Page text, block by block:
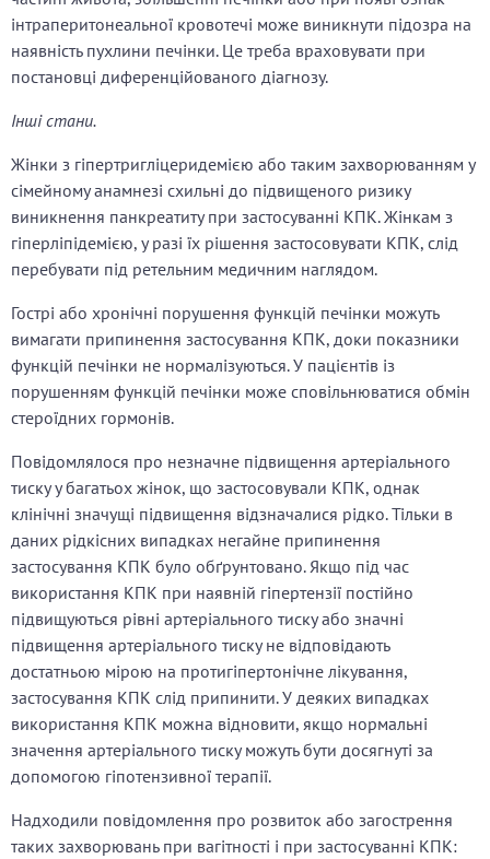
інтраперитонеальної кровотечі може виникнути підозра на
наявність пухлини печінки. Це треба враховувати при
постановці диференційованого діагнозу.
Інші стани.
Жінки з гіпертригліцеридемією або таким захворюванням у
сімейному анамнезі схильні до підвищеного ризику
виникнення панкреатиту при застосуванні КПК. Жінкам з
гіперліпідемією, у разі їх рішення застосовувати КПК, слід
перебувати під ретельним медичним наглядом.
Гострі або хронічні порушення функцій печінки можуть
вимагати припинення застосування КПК, доки показники
функцій печінки не нормалізуються. У пацієнтів із
порушенням функцій печінки може сповільнюватися обмін
стероїдних гормонів.
Повідомлялося про незначне підвищення артеріального
тиску у багатьох жінок, що застосовували КПК, однак
клінічні значущі підвищення відзначалися рідко. Тільки в
даних рідкісних випадках негайне припинення
застосування КПК було обґрунтовано. Якщо під час
використання КПК при наявній гіпертензії постійно
підвищуються рівні артеріального тиску або значні
підвищення артеріального тиску не відповідають
достатньою мірою на протигіпертонічне лікування,
застосування КПК слід припинити. У деяких випадках
використання КПК можна відновити, якщо нормальні
значення артеріального тиску можуть бути досягнуті за
допомогою гіпотензивної терапії.
Надходили повідомлення про розвиток або загострення
таких захворювань при вагітності і при застосуванні КПК: